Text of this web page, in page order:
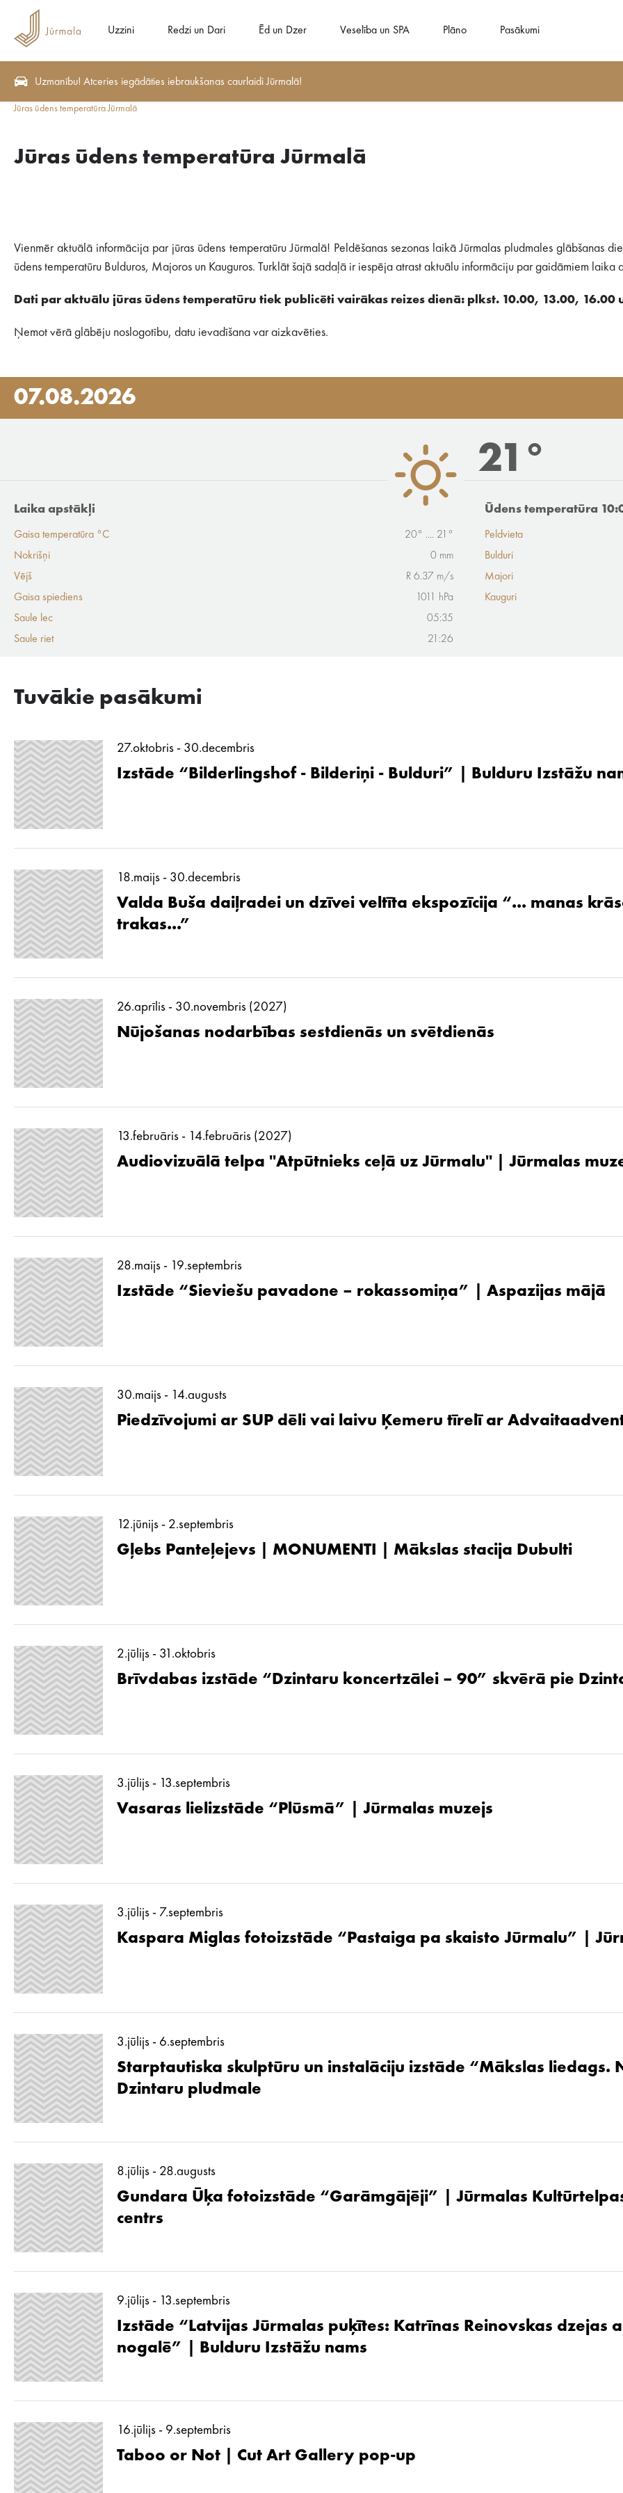
Uzzini Redzi un Dari Ēd un Dzer Veselība un SPA Plāno Pasākumi
Uzmanību! Atceries iegādāties iebraukšanas caurlaidi Jūrmalā!
Jūras ūdens temperatūra Jūrmalā
Jūras ūdens temperatūra Jūrmalā
Vienmēr aktuālā informācija par jūras ūdens temperatūru Jūrmalā! Peldēšanas sezonas laikā Jūrmalas pludmales glābšanas
ūdens temperatūru Bulduros, Majoros un Kauguros. Turklāt šajā sadaļā ir iespēja atrast aktuālu informāciju par gaidāmiem
Dati par aktuālu jūras ūdens temperatūru tiek publicēti vairākas reizes dienā: plkst. 10.00, 13.00, 16.00
Ņemot vērā glābēju noslogotību, datu ievadīšana var aizkavēties.
07.08.2026
21°
Laika apstākļi
Gaisa temperatūra °C
20° .... 21°
Nokrišņi
0 mm
Vējš
R 6.37 m/s
Gaisa spiediens
1011 hPa
Saule lec
05:35
Saule riet
21:26
Ūdens temperatūra
Peldvieta
Bulduri
Majori
Kauguri
Tuvākie pasākumi
27.oktobris - 30.decembris
Izstāde “Bilderlingshof - Bilderiņi - Bulduri” | Bulduru Izstāžu
18.maijs - 30.decembris
Valda Buša daiļradei un dzīvei veltīta ekspozīcija “... manas
trakas...”
26.aprīlis - 30.novembris (2027)
Nūjošanas nodarbības sestdienās un svētdienās
13.februāris - 14.februāris (2027)
Audiovizuālā telpa ''Atpūtnieks ceļā uz Jūrmalu'' | Jūrmalas
28.maijs - 19.septembris
Izstāde “Sieviešu pavadone – rokassomiņa” | Aspazijas mājā
30.maijs - 14.augusts
Piedzīvojumi ar SUP dēli vai laivu Ķemeru tīrelī ar
12.jūnijs - 2.septembris
Gļebs Panteļejevs | MONUMENTI | Mākslas stacija Dubulti
2.jūlijs - 31.oktobris
Brīvdabas izstāde “Dzintaru koncertzālei – 90” skvērā pie
3.jūlijs - 13.septembris
Vasaras lielizstāde “Plūsmā” | Jūrmalas muzejs
3.jūlijs - 7.septembris
Kaspara Miglas fotoizstāde “Pastaiga pa skaisto Jūrmalu” |
3.jūlijs - 6.septembris
Starptautiska skulptūru un instalāciju izstāde “Mākslas liedags.
Dzintaru pludmale
8.jūlijs - 28.augusts
Gundara Ūķa fotoizstāde “Garāmgājēji” | Jūrmalas
centrs
9.jūlijs - 13.septembris
Izstāde “Latvijas Jūrmalas puķītes: Katrīnas Reinovskas dzejas
nogalē” | Bulduru Izstāžu nams
16.jūlijs - 9.septembris
Taboo or Not | Cut Art Gallery pop-up